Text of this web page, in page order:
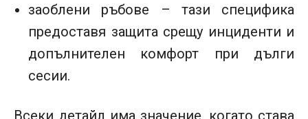
заоблени ръбове – тази специфика
предоставя защита срещу инциденти и
допълнителен комфорт при дълги
сесии.
Всеки детайл има значение, когато става